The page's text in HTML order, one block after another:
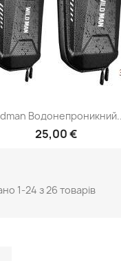
Швидкий перегляд
25,00 €
1-24 з 26 товарів